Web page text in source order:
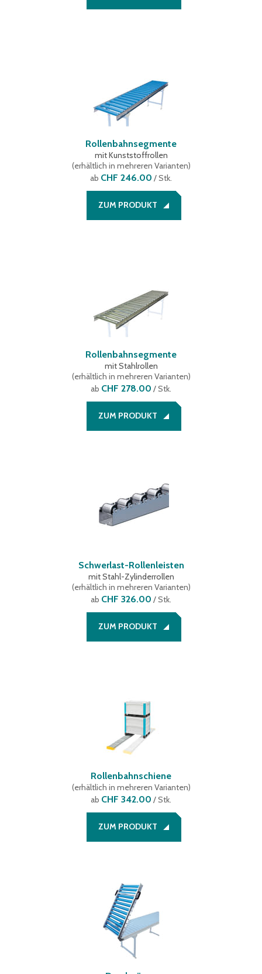
Rollenbahnsegmente
mit Kunststoffrollen
(erhältlich in mehreren Varianten)
ab CHF 246.00 / Stk.
ZUM PRODUKT
Rollenbahnsegmente
mit Stahlrollen
(erhältlich in mehreren Varianten)
ab CHF 278.00 / Stk.
ZUM PRODUKT
Schwerlast-Rollenleisten
mit Stahl-Zylinderrollen
(erhältlich in mehreren Varianten)
ab CHF 326.00 / Stk.
ZUM PRODUKT
Rollenbahnschiene
(erhältlich in mehreren Varianten)
ab CHF 342.00 / Stk.
ZUM PRODUKT